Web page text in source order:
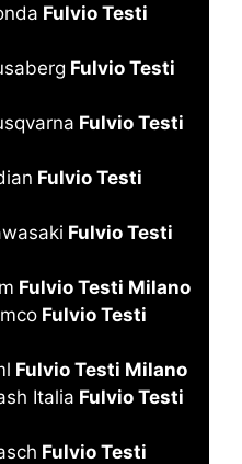
Fulvio Testi
Fulvio Testi
Fulvio Testi
Fulvio Testi
Fulvio Testi
Fulvio Testi Milano
Fulvio Testi
Fulvio Testi Milano
Italia Fulvio Testi
Fulvio Testi